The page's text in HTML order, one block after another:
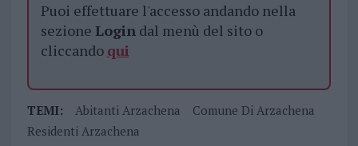
Puoi effettuare l'accesso andando nella
sezione Logindal menù del sito o
cliccando qui
TEMI: Abitanti Arzachena
Comune Di Arzachena
Residenti Arzachena